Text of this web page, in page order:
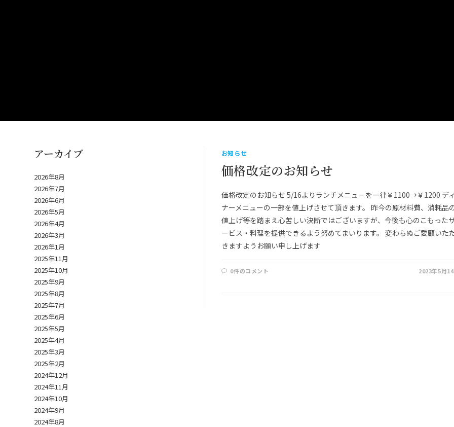
お知らせ
価格改定のお知らせ
価格改定のお知らせ 5/16よりランチメニューを一律￥1100→￥1200 デ
ナーメニューの一部を値上げさせて頂きます。 昨今の原材料費、消耗品
値上げ等を踏まえ心苦しい決断ではございますが、今後も心のこもった
ービス・料理を提供できるよう努めてまいります。 変わらぬご愛顧いた
きますようお願い申し上げます
0件のコメント 2023年5月
アーカイブ
2026年8月
2026年7月
2026年6月
2026年5月
2026年4月
2026年3月
2026年1月
2025年11月
2025年10月
2025年9月
2025年8月
2025年7月
2025年6月
2025年5月
2025年4月
2025年3月
2025年2月
2024年12月
2024年11月
2024年10月
2024年9月
2024年8月